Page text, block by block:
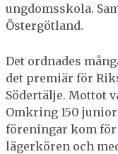
ungdomsskola.
Östergötland.
Det ordnades
det premiär för
Södertälje. Mottot
Omkring 150
föreningar kom för
lägerkören och